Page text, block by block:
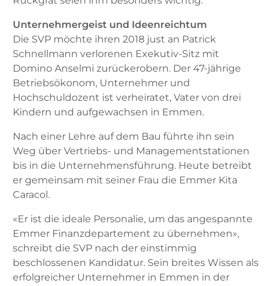
Unternehmergeist und Ideenreichtum
Die SVP möchte ihren 2018 just an Patrick
Schnellmann verlorenen Exekutiv-Sitz mit
Domino Anselmi zurückerobern. Der 47-jährige
Betriebsökonom, Unternehmer und
Hochschuldozent ist verheiratet, Vater von drei
Kindern und aufgewachsen in Emmen.
Nach einer Lehre auf dem Bau führte ihn sein
Weg über Vertriebs- und Managementstationen
bis in die Unternehmensführung. Heute betreibt
er gemeinsam mit seiner Frau die Emmer Kita
Caracol.
«Er ist die ideale Personalie, um das angespannte
Emmer Finanzdepartement zu übernehmen»,
schreibt die SVP nach der einstimmig
beschlossenen Kandidatur. Sein breites Wissen als
erfolgreicher Unternehmer in Emmen in der